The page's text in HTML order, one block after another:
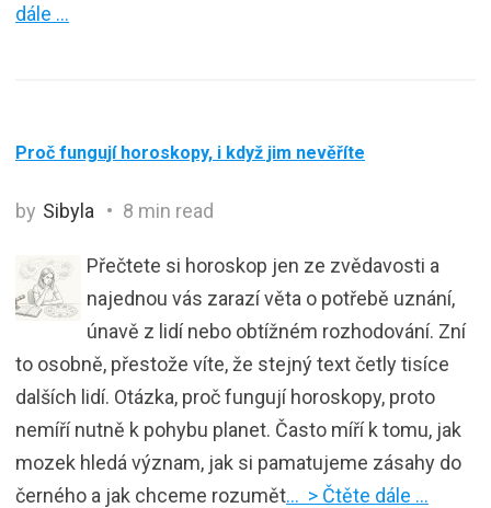
dále …
Proč fungují horoskopy, i když jim nevěříte
by Sibyla 8 min read
Přečtete si horoskop jen ze zvědavosti a
najednou vás zarazí věta o potřebě uznání,
únavě z lidí nebo obtížném rozhodování. Zní
to osobně, přestože víte, že stejný text četly tisíce
dalších lidí. Otázka, proč fungují horoskopy, proto
nemíří nutně k pohybu planet. Často míří k tomu, jak
mozek hledá význam, jak si pamatujeme zásahy do
černého a jak chceme rozumět… > Čtěte dále …